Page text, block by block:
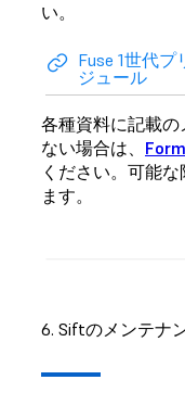
い。
Fuse 1世代
ジュール
各種資料に記載
ない場合は、
ください。可能
ます。
6. Siftのメンテナ